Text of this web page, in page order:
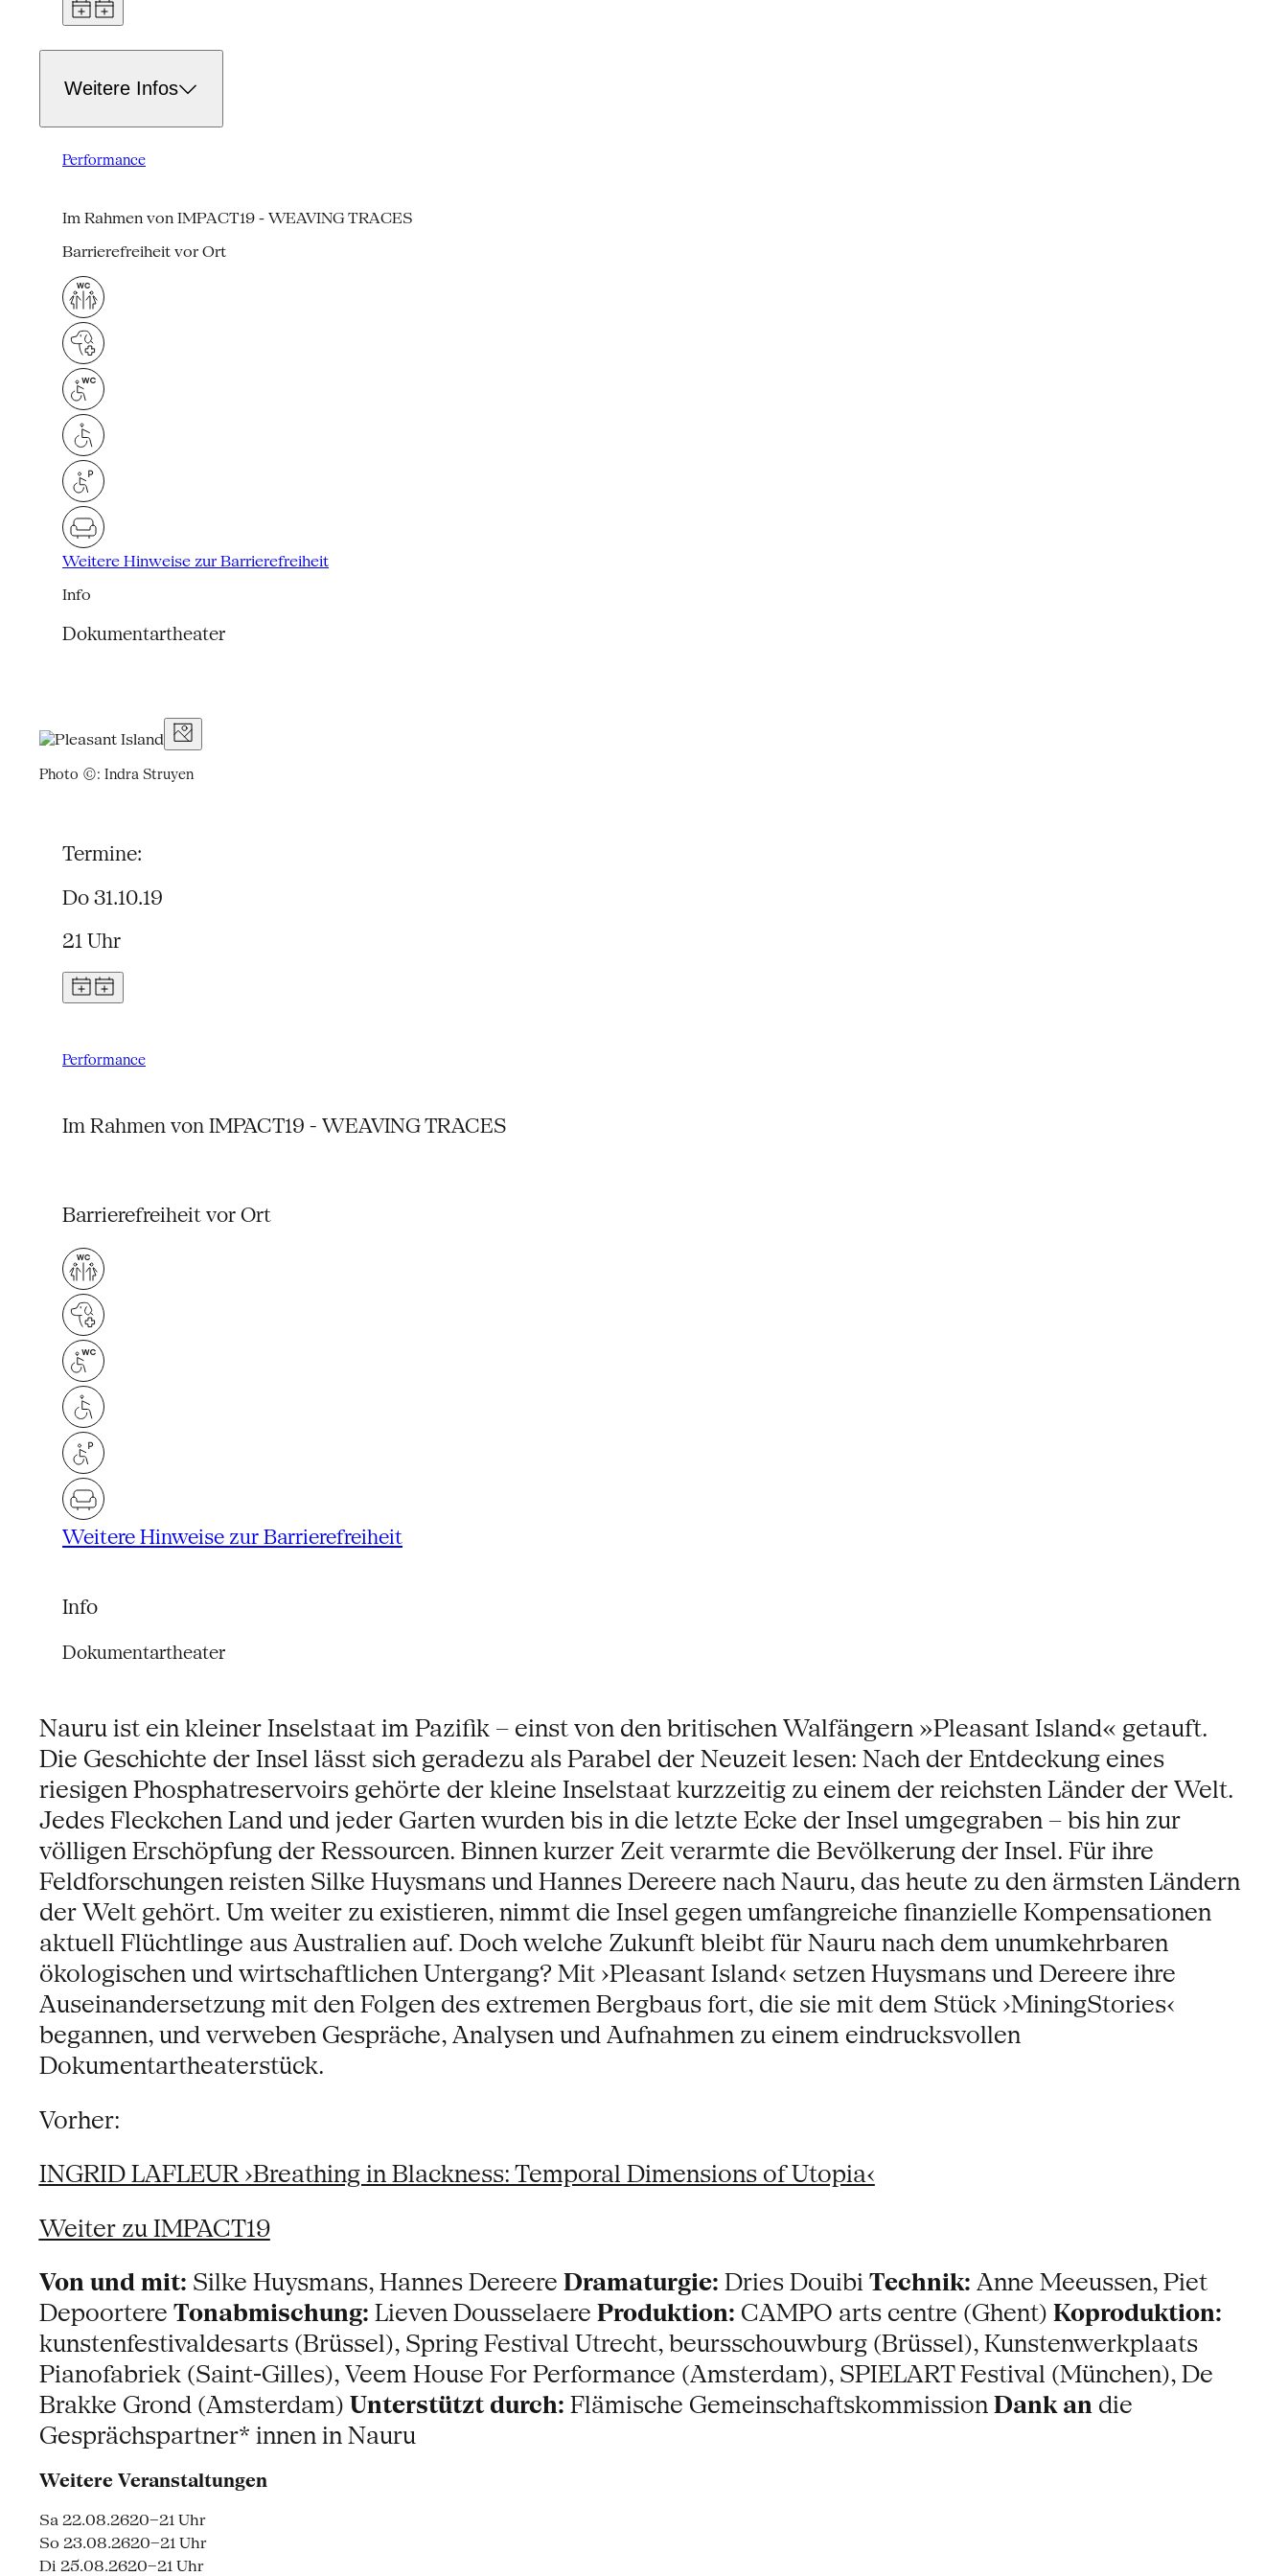
Weitere Infos
Performance
Im Rahmen von IMPACT19 - WEAVING TRACES
Barrierefreiheit vor Ort
Weitere Hinweise zur Barrierefreiheit
Info
Dokumentartheater
Photo ©: Indra Struyen
Termine:
Do 31.10.19
21 Uhr
Performance
Im Rahmen von IMPACT19 - WEAVING TRACES
Barrierefreiheit vor Ort
Weitere Hinweise zur Barrierefreiheit
Info
Dokumentartheater
Nauru ist ein kleiner Inselstaat im Pazifik – einst von den britischen Walfängern »Pleasant Island« getauft.
Die Geschichte der Insel lässt sich geradezu als Parabel der Neuzeit lesen: Nach der Entdeckung eines
riesigen Phosphatreservoirs gehörte der kleine Inselstaat kurzzeitig zu einem der reichsten Länder der Welt.
Jedes Fleckchen Land und jeder Garten wurden bis in die letzte Ecke der Insel umgegraben – bis hin zur
völligen Erschöpfung der Ressourcen. Binnen kurzer Zeit verarmte die Bevölkerung der Insel. Für ihre
Feldforschungen reisten Silke Huysmans und Hannes Dereere nach Nauru, das heute zu den ärmsten Ländern
der Welt gehört. Um weiter zu existieren, nimmt die Insel gegen umfangreiche finanzielle Kompensationen
aktuell Flüchtlinge aus Australien auf. Doch welche Zukunft bleibt für Nauru nach dem unumkehrbaren
ökologischen und wirtschaftlichen Untergang? Mit ›Pleasant Island‹ setzen Huysmans und Dereere ihre
Auseinandersetzung mit den Folgen des extremen Bergbaus fort, die sie mit dem Stück ›MiningStories‹
begannen, und verweben Gespräche, Analysen und Aufnahmen zu einem eindrucksvollen
Dokumentartheaterstück.
Vorher:
INGRID LAFLEUR ›Breathing in Blackness: Temporal Dimensions of Utopia‹
Weiter zu IMPACT19
Von und mit: Silke Huysmans, Hannes Dereere Dramaturgie: Dries Douibi Technik: Anne Meeussen, Piet
Depoortere Tonabmischung: Lieven Dousselaere Produktion: CAMPO arts centre (Ghent) Koproduktion:
kunstenfestivaldesarts (Brüssel), Spring Festival Utrecht, beursschouwburg (Brüssel), Kunstenwerkplaats
Pianofabriek (Saint-Gilles), Veem House For Performance (Amsterdam), SPIELART Festival (München), De
Brakke Grond (Amsterdam) Unterstützt durch: Flämische Gemeinschaftskommission Dank andie
Gesprächspartner* innen in Nauru
Weitere Veranstaltungen
Sa 22.08.2620–21 Uhr
So 23.08.2620–21 Uhr
Di 25.08.2620–21 Uhr